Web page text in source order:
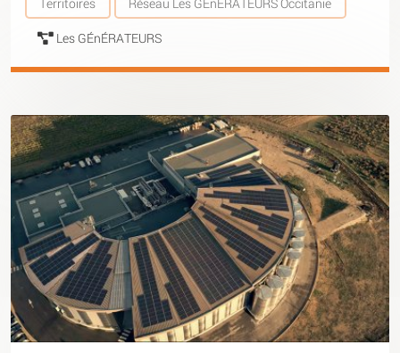
Territoires Réseau Les GÉnÉRATEURS Occitanie
Les GÉnÉRATEURS